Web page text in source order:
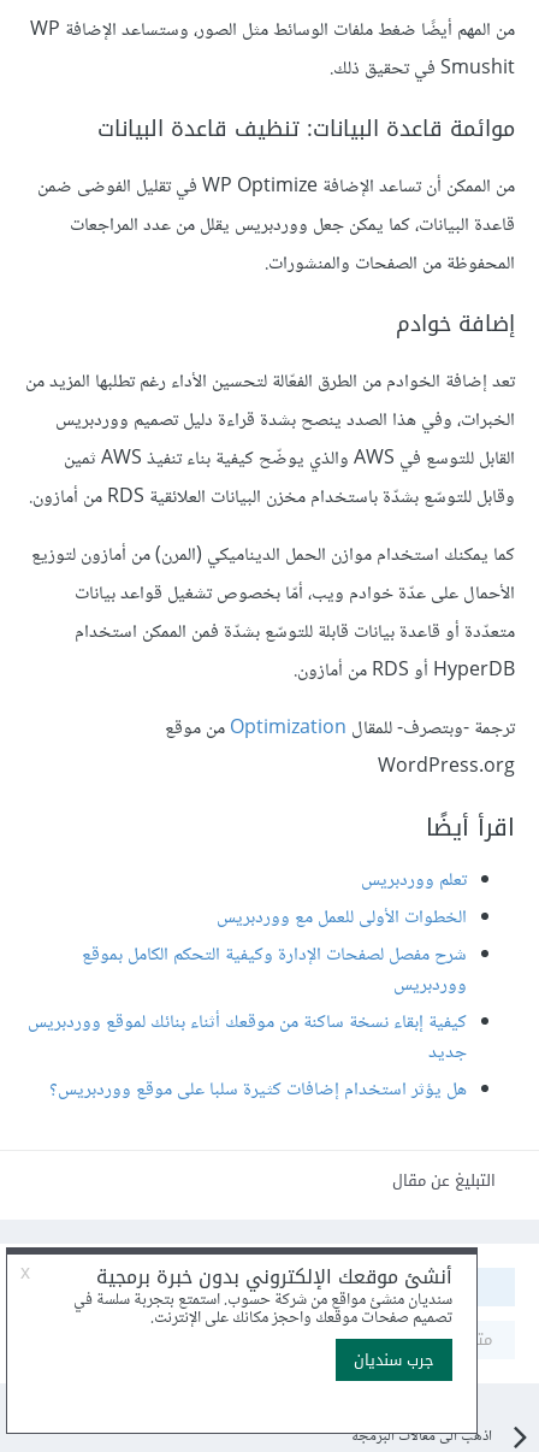
من المهم أيضًا ضغط ملفات الوسائط مثل الصور، وستساعد الإضافة WP
Smushit في تحقيق ذلك.
موائمة قاعدة البيانات: تنظيف قاعدة البيانات
من الممكن أن تساعد الإضافة WP Optimize في تقليل الفوضى ضمن
قاعدة البيانات، كما يمكن جعل ووردبريس يقلل من عدد المراجعات
المحفوظة من الصفحات والمنشورات.
إضافة خوادم
تعد إضافة الخوادم من الطرق الفعّالة لتحسين الأداء رغم تطلبها المزيد من
الخبرات، وفي هذا الصدد ينصح بشدة قراءة دليل تصميم ووردبريس
القابل للتوسع في AWS والذي يوضّح كيفية بناء تنفيذ AWS ثمين
وقابل للتوسّع بشدّة باستخدام مخزن البيانات العلائقية RDS من أمازون.
كما يمكنك استخدام موازن الحمل الديناميكي (المرن) من أمازون لتوزيع
الأحمال على عدّة خوادم ويب، أمّا بخصوص تشغيل قواعد بيانات
متعدّدة أو قاعدة بيانات قابلة للتوسّع بشدّة فمن الممكن استخدام
HyperDB أو RDS من أمازون.
ترجمة -وبتصرف- للمقال Optimizationمن موقع
WordPress.org
اقرأ أيضًا
تعلم ووردبريس
الخطوات الأولى للعمل مع ووردبريس
شرح مفصل لصفحات الإدارة وكيفية التحكم الكامل بموقع
ووردبريس
كيفية إبقاء نسخة ساكنة من موقعك أثناء بنائك لموقع ووردبريس
جديد
هل يؤثر استخدام إضافات كثيرة سلبا على موقع ووردبريس؟
التبليغ عن مقال
مشاركة
متابعون
0
اذهب الى مقالات البرمجة